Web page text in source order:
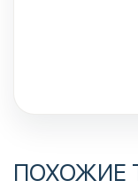
ПОХОЖИЕ